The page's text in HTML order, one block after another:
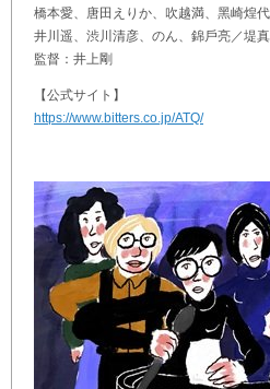
橋本愛、唐⽥えりか、吹越満、⿊崎煌
井川遥、渋川清彦、のん、錦⼾亮／堤
監督：井上剛
【公式サイト】
https://www.bitters.co.jp/ATQ/